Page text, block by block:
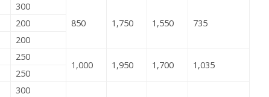
300
850
1,750 1,550 735
200
200
250
1,000 1,950 1,700 1,035
250
300